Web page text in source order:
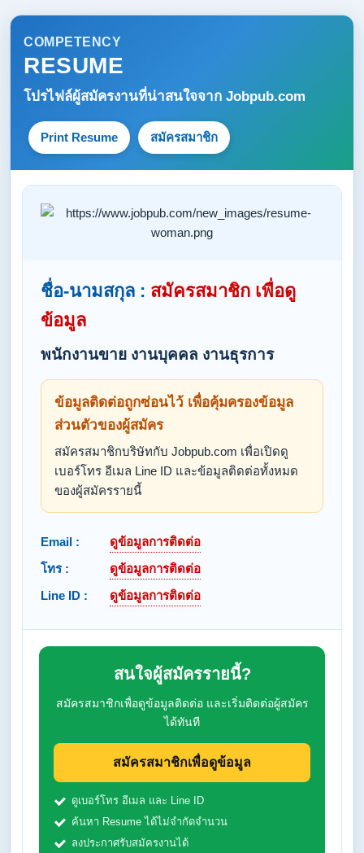
COMPETENCY
RESUME
โปรไฟล์ผู้สมัครงานที่น่าสนใจจาก Jobpub.com
Print Resume สมัครสมาชิก
ชื่อ-นามสกุล : สมัครสมาชิก เพื่อดู
ข้อมูล
พนักงานขาย งานบุคคล งานธุรการ
ข้อมูลติดต่อถูกซ่อนไว้ เพื่อคุ้มครองข้อมูล
ส่วนตัวของผู้สมัคร
สมัครสมาชิกบริษัทกับ Jobpub.com เพื่อเปิดดู
เบอร์โทร อีเมล Line ID และข้อมูลติดต่อทั้งหมด
ของผู้สมัครรายนี้
Email :
ดูข้อมูลการติดต่อ
โทร :
ดูข้อมูลการติดต่อ
Line ID :
ดูข้อมูลการติดต่อ
สนใจผู้สมัครรายนี้?
สมัครสมาชิกเพื่อดูข้อมูลติดต่อ และเริ่มติดต่อผู้สมัคร
ได้ทันที
สมัครสมาชิกเพื่อดูข้อมูล
ดูเบอร์โทร อีเมล และ Line ID
ค้นหา Resume ได้ไม่จำกัดจำนวน
ลงประกาศรับสมัครงานได้